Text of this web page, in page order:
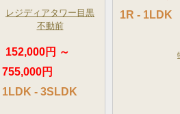
レジディアタワー目黒
不動前
152,000円 ～
755,000円
1LDK - 3SLDK
1R - 1LDK